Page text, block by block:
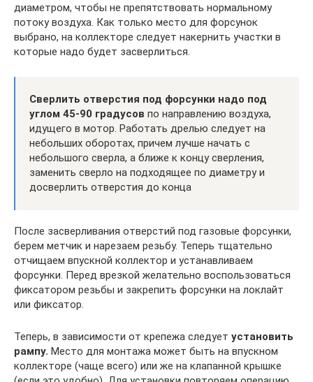
диаметром, чтобы не препятствовать нормальному
потоку воздуха. Как только место для форсунок
выбрано, на коллекторе следует накернить участки в
которые надо будет засверлиться.
Сверлить отверстия под форсунки надо под
углом 45-90 градусов по направлению воздуха,
идущего в мотор. Работать дрелью следует на
небольших оборотах, причем лучше начать с
небольшого сверла, а ближе к концу сверления,
заменить сверло на подходящее по диаметру и
досверлить отверстия до конца
После засверливания отверстий под газовые форсунки,
берем метчик и нарезаем резьбу. Теперь тщательно
отчищаем впускной коллектор и устанавливаем
форсунки. Перед врезкой желательно воспользоваться
фиксатором резьбы и закрепить форсунки на локлайт
или фиксатор.
Теперь, в зависимости от крепежа следует установить
рампу. Место для монтажа может быть на впускном
коллекторе (чаще всего) или же на клапанной крышке